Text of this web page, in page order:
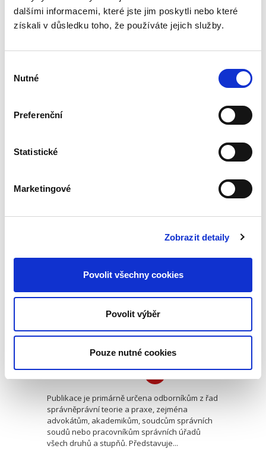
dalšími informacemi, které jste jim poskytli nebo které
získali v důsledku toho, že používáte jejich služby.
souhlasu
Nutné
Preferenční
Statistické
Marketingové
Zobrazit detaily
Povolit všechny cookies
Povolit výběr
Pouze nutné cookies
obchodní korporace
v hrozícím úpadku
Publikace systematicky zkoumá, jaký vliv může
podobu a rozsah povinností klíčových subjektů
Zánik odpovědnosti
Tomáš Grygar
550,00 Kč
Publikace je primárně určena odborníkům z řad
správněprávní teorie a praxe, zejména
advokátům, akademikům, soudcům správních
soudů nebo pracovníkům správních úřadů
všech druhů a stupňů. Představuje...